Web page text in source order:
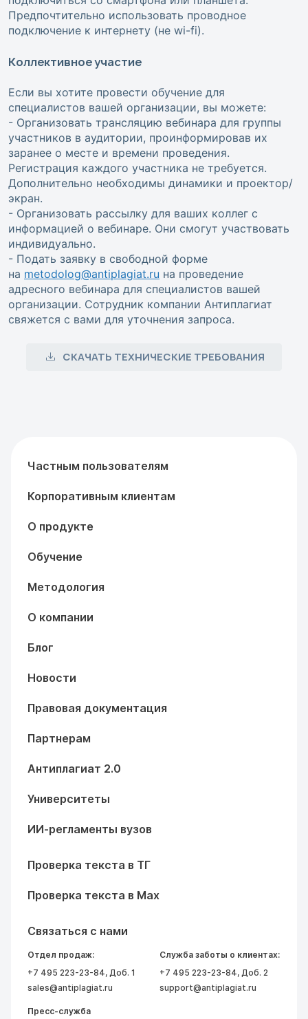
Предпочтительно использовать проводное
подключение к интернету (не wi-fi).
Коллективное участие
Если вы хотите провести обучение для
специалистов вашей организации, вы можете:
- Организовать трансляцию вебинара для группы
участников в аудитории, проинформировав их
заранее о месте и времени проведения.
Регистрация каждого участника не требуется.
Дополнительно необходимы динамики и проектор/
экран.
- Организовать рассылку для ваших коллег с
информацией о вебинаре. Они смогут участвовать
индивидуально.
- Подать заявку в свободной форме
на metodolog@antiplagiat.ru на проведение
адресного вебинара для специалистов вашей
организации. Сотрудник компании Антиплагиат
свяжется с вами для уточнения запроса.
СКАЧАТЬ ТЕХНИЧЕСКИЕ ТРЕБОВАНИЯ
Частным пользователям
Корпоративным клиентам
О продукте
Обучение
Методология
О компании
Блог
Новости
Правовая документация
Партнерам
Антиплагиат 2.0
Университеты
ИИ-регламенты вузов
Проверка текста в ТГ
Проверка текста в Max
Связаться с нами
Отдел продаж:
+7 495 223-23-84, Доб. 1
sales@antiplagiat.ru
Служба заботы о клиентах:
+7 495 223-23-84, Доб. 2
support@antiplagiat.ru
Пресс-служба